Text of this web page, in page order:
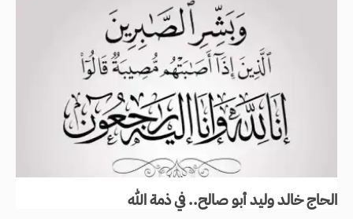
الحاج خالد وليد أبو صالح.. في ذمة الله